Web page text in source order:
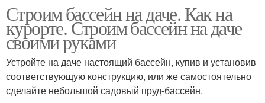
Летний бассейн Каркасные бассейны
Детский бассейн
Многоуровневый
бассейн
Строим бассейн на даче. Как на
курорте. Строим бассейн на даче
своими руками
Устройте на даче настоящий бассейн, купив и установив
соответствующую конструкцию, или же самостоятельно
сделайте небольшой садовый пруд-бассейн.